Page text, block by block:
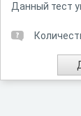
Данный тест